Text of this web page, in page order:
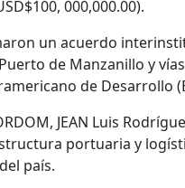
000,000.00).
un acuerdo
de Manzanillo y
de Desarrollo
JEAN Luis
portuaria y
país.